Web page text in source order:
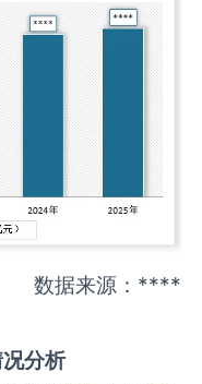
数据来源：****
分析